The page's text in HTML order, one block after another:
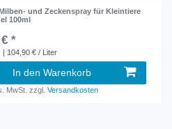
und Zeckenspray für Kleintiere
100ml
*
| 104,90 € / Liter
In den Warenkorb
MwSt. zzgl.Versandkosten